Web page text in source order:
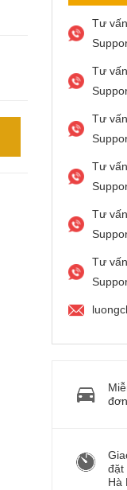
Tư
Tư
Tư
Tư
Tư
Tư
đặt
Hà